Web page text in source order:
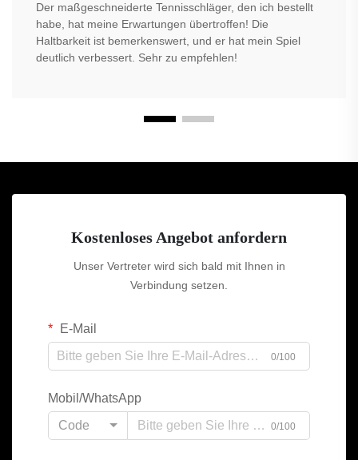
Der maßgeschneiderte Tennisschläger, den ich bestellt
habe, hat meine Erwartungen übertroffen! Die
Haltbarkeit ist bemerkenswert, und er hat mein Spiel
deutlich verbessert. Sehr zu empfehlen!
Kostenloses Angebot anfordern
Unser Vertreter wird sich bald mit Ihnen in
Verbindung setzen.
E-Mail
0/100
Mobil/WhatsApp
Code
0/100